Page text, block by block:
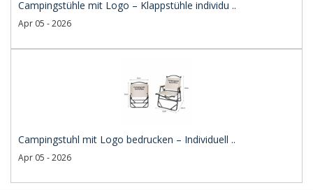
Campingstühle mit Logo – Klappstühle individu ..
Apr 05 - 2026
Campingstuhl mit Logo bedrucken – Individuell ..
Apr 05 - 2026